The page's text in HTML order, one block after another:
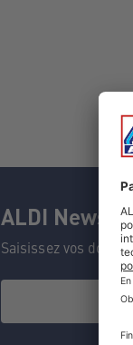
ALDI
Saisissez vos